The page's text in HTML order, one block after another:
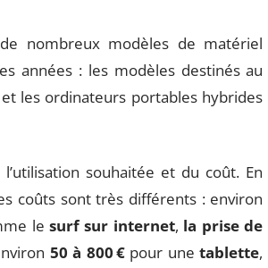
nombreux modèles de matériel
années : les modèles destinés au
les ordinateurs portables hybrides
souhaitée et du coût. En
coûts sont très différents : environ
lesurf sur internet, la prise de
50 à 800 €pour unetablette,